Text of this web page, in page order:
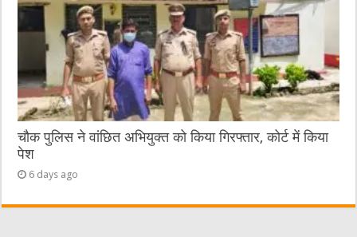
चौक पुलिस ने वांछित अभियुक्त को किया गिरफ्तार, कोर्ट में किया
पेश
6 days ago